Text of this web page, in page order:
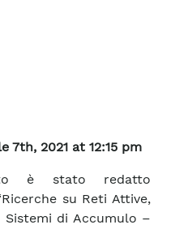
7th, 2021 at 12:15 pm
è stato redatto
su Reti Attive,
Sistemi di Accumulo –